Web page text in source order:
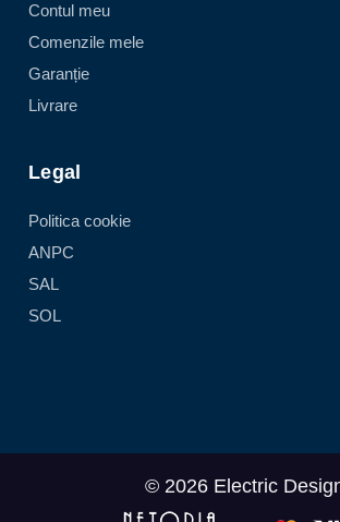
Contul meu
Comenzile mele
Garanție
Livrare
Legal
Politica cookie
ANPC
SAL
SOL
© 2026 Electric